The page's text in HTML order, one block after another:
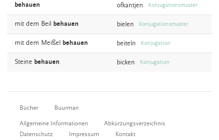
behauen ofkantjen Konjugationsmuster
mit dem Beil behauen bielen Konjugationsmuster
mit dem Meißel behauen beiteln Konjugation
Steine behauen bicken Konjugation
Bücher Buurman
Allgemeine Informationen
Abkürzungsverzeichnis
Datenschutz
Impressum Kontakt